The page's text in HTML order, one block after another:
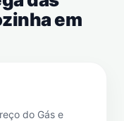
em
do Gás e